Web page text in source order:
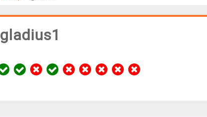
gladius1